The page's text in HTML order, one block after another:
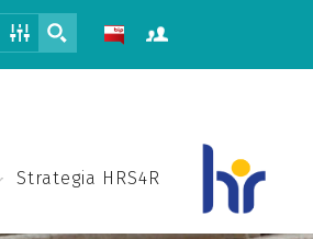
Strategia HRS4R